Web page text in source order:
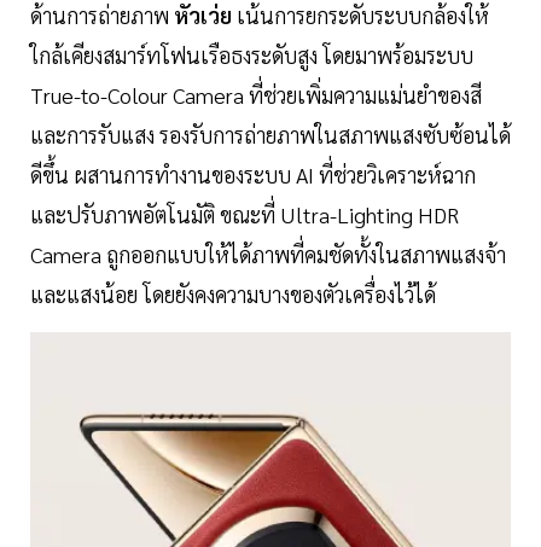
ด้านการถ่ายภาพ หัวเว่ย เน้นการยกระดับระบบกล้องให้
ใกล้เคียงสมาร์ทโฟนเรือธงระดับสูง โดยมาพร้อมระบบ
True-to-Colour Camera ที่ช่วยเพิ่มความแม่นยำของสี
และการรับแสง รองรับการถ่ายภาพในสภาพแสงซับซ้อนได้
ดีขึ้น ผสานการทำงานของระบบ AI ที่ช่วยวิเคราะห์ฉาก
และปรับภาพอัตโนมัติ ขณะที่ Ultra-Lighting HDR
Camera ถูกออกแบบให้ได้ภาพที่คมชัดทั้งในสภาพแสงจ้า
และแสงน้อย โดยยังคงความบางของตัวเครื่องไว้ได้